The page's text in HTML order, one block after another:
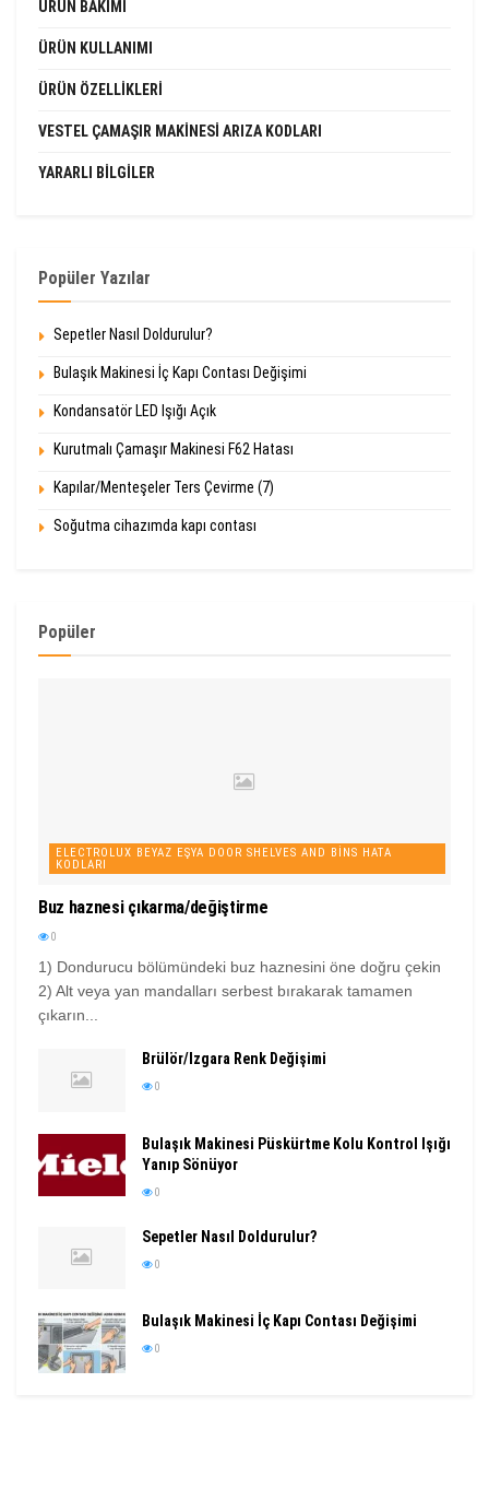
ÜRÜN BAKIMI
ÜRÜN KULLANIMI
ÜRÜN ÖZELLIKLERI
VESTEL ÇAMAŞIR MAKINESI ARIZA KODLARI
YARARLI BILGILER
Popüler Yazılar
Sepetler Nasıl Doldurulur?
Bulaşık Makinesi İç Kapı Contası Değişimi
Kondansatör LED Işığı Açık
Kurutmalı Çamaşır Makinesi F62 Hatası
Kapılar/Menteşeler Ters Çevirme (7)
Soğutma cihazımda kapı contası
Popüler
ELECTROLUX BEYAZ EŞYA DOOR SHELVES AND BINS HATA
KODLARI
Buz haznesi çıkarma/değiştirme
0
1) Dondurucu bölümündeki buz haznesini öne doğru çekin
2) Alt veya yan mandalları serbest bırakarak tamamen
çıkarın...
Brülör/Izgara Renk Değişimi
0
Bulaşık Makinesi Püskürtme Kolu Kontrol Işığı
Yanıp Sönüyor
0
Sepetler Nasıl Doldurulur?
0
Bulaşık Makinesi İç Kapı Contası Değişimi
0